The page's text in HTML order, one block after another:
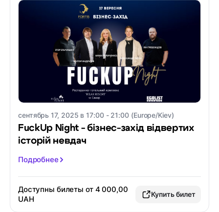
сентябрь 17, 2025 в 17:00 - 21:00 (Europe/Kiev)
FuckUp Night - бізнес-захід відвертих
історій невдач
Подробнее
Доступны билеты от 4 000,00
UAH
Купить билет